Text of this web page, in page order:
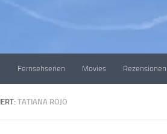
Fernsehserien Movies Rezensionen
TATIANA ROJO